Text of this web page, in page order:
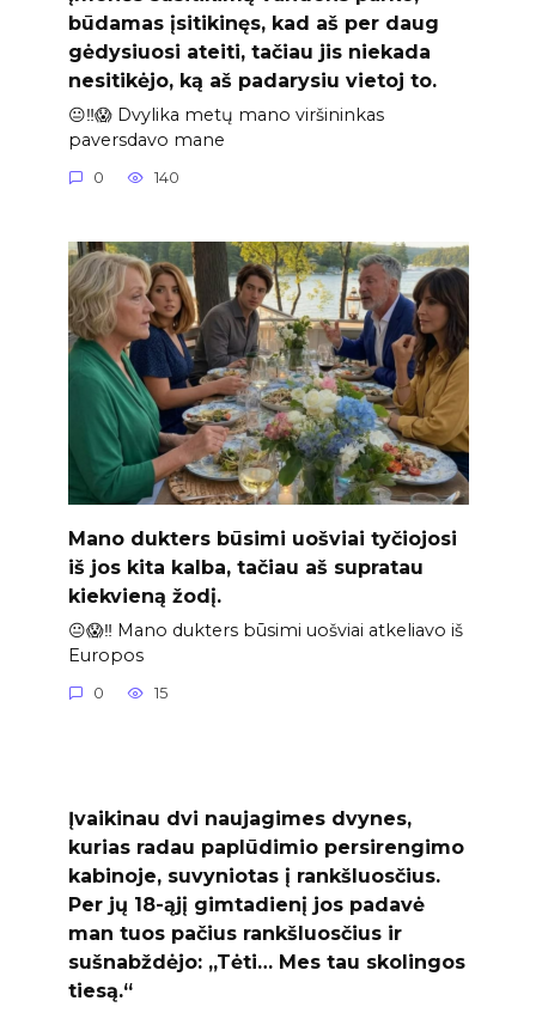
būdamas įsitikinęs, kad aš per daug
gėdysiuosi ateiti, tačiau jis niekada
nesitikėjo, ką aš padarysiu vietoj to.
😐‼️😱 Dvylika metų mano viršininkas
paversdavo mane
0 140
Mano dukters būsimi uošviai tyčiojosi
iš jos kita kalba, tačiau aš supratau
kiekvieną žodį.
😐😱‼️ Mano dukters būsimi uošviai atkeliavo iš
Europos
0 15
Įvaikinau dvi naujagimes dvynes,
kurias radau paplūdimio persirengimo
kabinoje, suvyniotas į rankšluosčius.
Per jų 18-ąjį gimtadienį jos padavė
man tuos pačius rankšluosčius ir
sušnabždėjo: „Tėti… Mes tau skolingos
tiesą.“